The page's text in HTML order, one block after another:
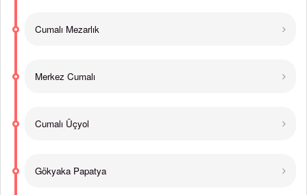
Cumalı Mezarlık
Merkez Cumalı
Cumalı Üçyol
Gökyaka Papatya